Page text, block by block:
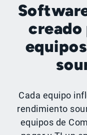
creado
Cada equipo
rendimiento
equipos de